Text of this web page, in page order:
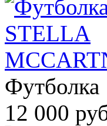
Футболка
12 000